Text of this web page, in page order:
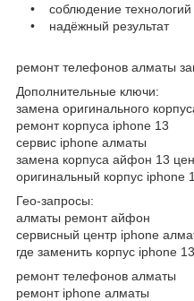
• соблюдение технологий
• надёжный результат
ремонт телефонов алматы
Дополнительные ключи:
замена оригинального
ремонт корпуса iphone 13
сервис iphone алматы
замена корпуса айфон 13
оригинальный корпус iphone
Гео-запросы:
алматы ремонт айфон
сервисный центр iphone
где заменить корпус iphone 13
ремонт телефонов алматы
ремонт iphone алматы